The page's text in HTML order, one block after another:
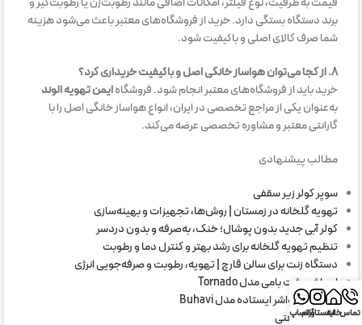
برند دستگاه بستگی دارد. خرید از فروشگاه‌های معتبر باعث می‌شود هزینه
شما صرف کالای اصلی و باکیفیت شود.
۸. از کجا می‌توان هواساز خانگی اصل و باکیفیت خریداری کرد؟
خرید باید از فروشگاه‌های معتبر انجام شود. فروشگاهایمن تهویه الوند
به‌عنوان یکی از مراجع تخصصی در ایران، انواع هواساز خانگی اصل را با
گارانتی معتبر و مشاوره تخصصی عرضه می‌کند.
مطالب پیشنهادی
سوپر کولر زیر سقفی
تهویه گلخانه در زمستان | روش‌ها، تجهیزات و بهینه‌سازی
کولر آبی جدید بدون پوشال؛ خنک، به‌صرفه و بدون دردسر
تنظیم تهویه گلخانه برای رشد بهتر و کنترل دما و رطوبت
دستگاه زنت برای سالن قارچ | تهویه، رطوبت و صرفه‌جویی انرژی
ایرواشر پشت بامی مدل Tornado
دستگاه ایرواشر ایستاده مدل Buhavi
ایرواشر صنعتیتماسخانهاینستاگرامواتساپ